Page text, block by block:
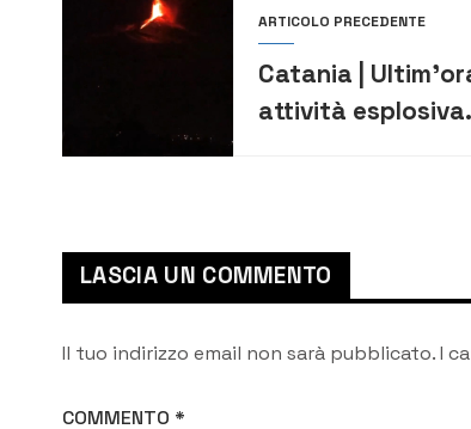
ARTICOLO PRECEDENTE
Catania |
attività esplosiva
LASCIA UN COMMENTO
Il tuo indirizzo email non sarà pubblicato.I
COMMENTO *